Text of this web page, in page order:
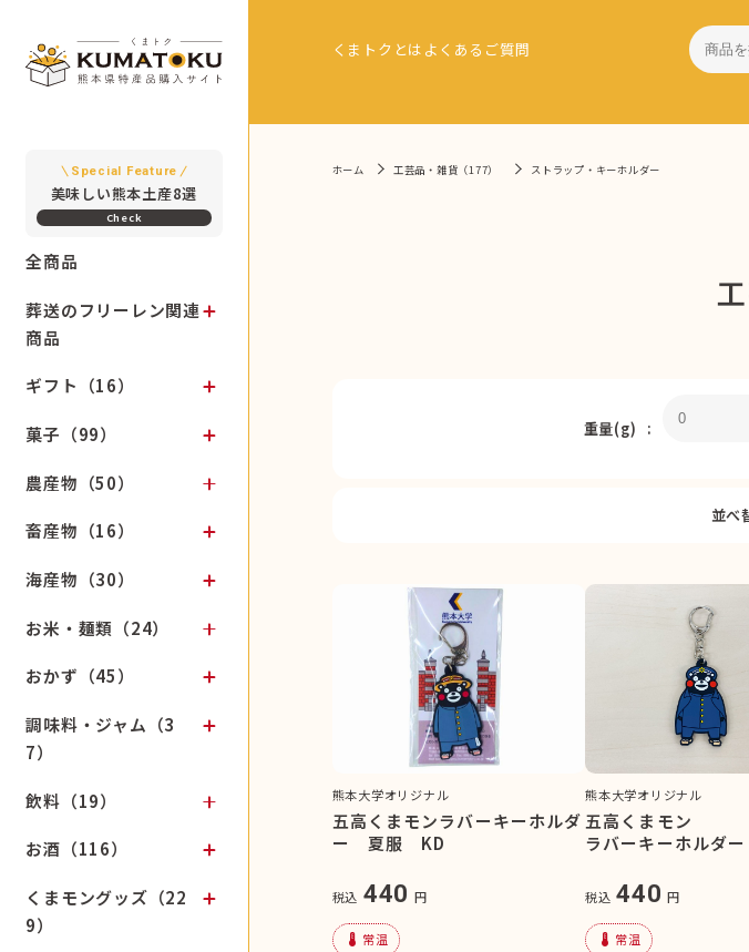
Special Feature
美味しい熊本土産8選
全商品
葬送のフリーレン関連
商品
ギフト（16）
菓子（99）
農産物（50）
畜産物（16）
海産物（30）
お米・麺類（24）
おかず（45）
調味料・ジャム（3
7）
飲料（19）
お酒（116）
くまモングッズ（22
9）
くまトクとは よくあるご質問
ホーム 工芸品・雑貨（177） ストラップ・キーホルダー
重量(g)
並べ
熊本大学オリジナル
五高くまモンラバーキーホルダ
ー 夏服 KD
税込 440 円
device_thermostat 常温
熊本大学オリジナル
五高くまモン
ラバーキーホルダ
税込 440 円
device_thermostat 常温